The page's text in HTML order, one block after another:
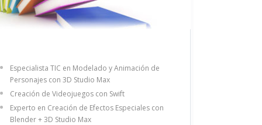
Especialista TIC en Modelado y Animación de
Personajes con 3D Studio Max
Creación de Videojuegos con Swift
Experto en Creación de Efectos Especiales con
Blender + 3D Studio Max